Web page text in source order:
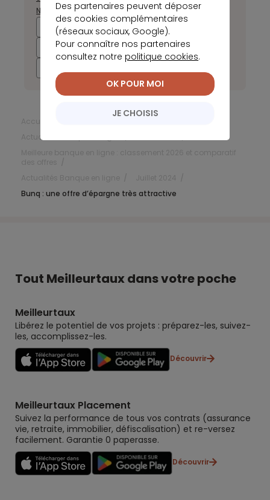
2026 2024
2022
2021 2020
2019
Novembre Décembre
Actualités Banque en Ligne
Bunq : une offre d’épargne très attractive
Tout Meilleurtaux dans votre poche
Meilleurtaux
Libérez le potentiel de vos projets : préparez-les, suivez-
les, accomplissez-les.
Découvrir
Meilleurtaux Placement
Suivez la performance de tous vos contrats (assurance
vie, retraite, immobilier, défiscalisation) et re-versez
facilement. Garantie 0 paperasse.
Découvrir
Des partenaires peuvent déposer
des cookies complémentaires
(réseaux sociaux, Google).
Pour connaître nos partenaires
consultez notre politique cookies.
JE CHOISIS
OK POUR MOI